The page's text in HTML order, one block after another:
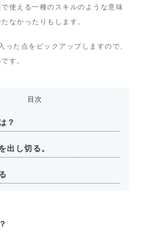
使える一種のスキルのような意味
なかったりもします。
った点をピックアップしますので、
す。
目次
？
出し切る。